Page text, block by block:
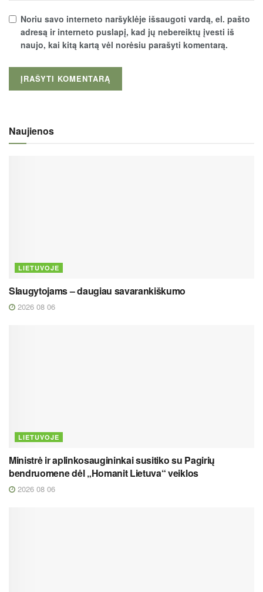
Noriu savo interneto naršyklėje išsaugoti vardą, el. pašto
adresą ir interneto puslapį, kad jų nebereiktų įvesti iš
naujo, kai kitą kartą vėl norėsiu parašyti komentarą.
Naujienos
LIETUVOJE
Slaugytojams – daugiau savarankiškumo
2026 08 06
LIETUVOJE
Ministrė ir aplinkosaugininkai susitiko su Pagirių
bendruomene dėl „Homanit Lietuva“ veiklos
2026 08 06